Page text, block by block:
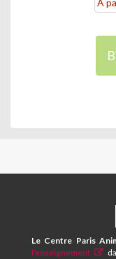
À
Le Centre Paris
l'enseignement